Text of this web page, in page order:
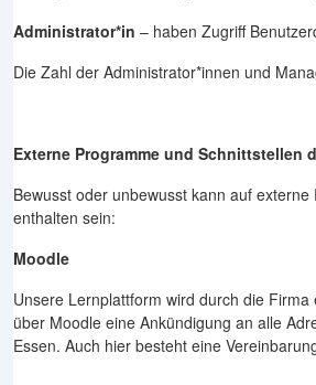
Administrator*in – haben Zugriff
Die Zahl der Administrator*innen und
Externe Programme und Schnittstellen
Bewusst oder unbewusst kann auf
enthalten sein:
Moodle
Unsere Lernplattform wird durch die
über Moodle eine Ankündigung an alle
Essen. Auch hier besteht eine